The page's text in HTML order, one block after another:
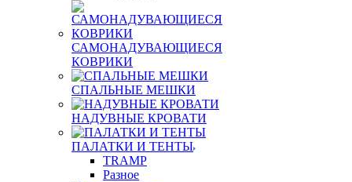
САМОНАДУВАЮЩИЕСЯ
КОВРИКИ
СПАЛЬНЫЕ МЕШКИ
НАДУВНЫЕ КРОВАТИ
ПАЛАТКИ И ТЕНТЫ
TRAMP
Разное